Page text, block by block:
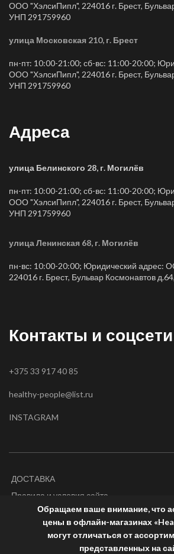
ООО "ХэлсиПипл", 224016 г. Брест,
УНП 291759960
улица Московская 210, г. Брест
пн-пт: 10:00-21:00; сб-вс: 11:00-20:00;
ООО "ХэлсиПипл", 224016 г. Брест,
УНП 291759960
Адреса
улица Белинского 28, г. Могилёв
пн-пт: 10:00-21:00; сб-вс: 11:00-20:00;
ООО "ХэлсиПипл", 224016 г. Брест,
УНП 291759960
улица Ленинская 68, г. Могилёв
пн-вс: 10:00-20:00; Юридический адрес:
224016 г. Брест, Бульвар Космонавтов
Контакты и соцсети
+375 33 917 40 85
healthy-people@list.ru
INSTAGRAM
ДОСТАВКА
Правила и условия сайта
healthy-people.by
Обращаем ваше внимание, что
цены в офлайн-магазинах
могут отличаться от
представленных на